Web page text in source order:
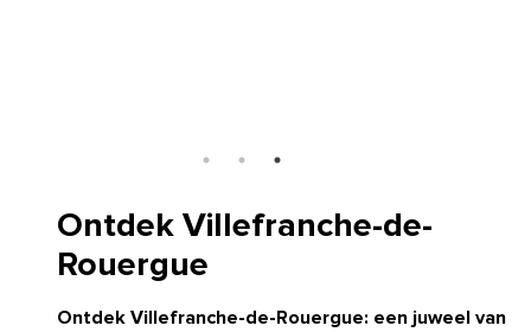
Ontdek Villefranche-de-
Rouergue
Ontdek Villefranche-de-Rouergue: een juweel van